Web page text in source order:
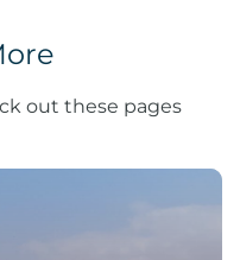
out these pages